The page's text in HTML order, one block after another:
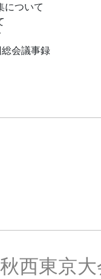
について
会議事録
西東京